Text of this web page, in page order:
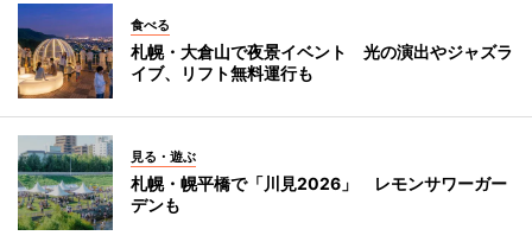
食べる
札幌・大倉山で夜景イベント 光の演出やジャズラ
イブ、リフト無料運行も
見る・遊ぶ
札幌・幌平橋で「川見2026」 レモンサワーガー
デンも